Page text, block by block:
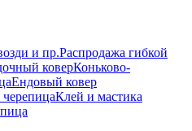
и пр.Распродажа гибкой
коверКоньково-
Ендовый ковер
Клей и мастика